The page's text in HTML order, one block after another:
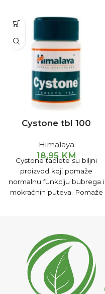
Cystone tbl 100
Himalaya
18,95 KM
Cystone tablete su biljni
proizvod koji pomaže
normalnu funkciju bubrega i
mokraćnih puteva. Pomaže